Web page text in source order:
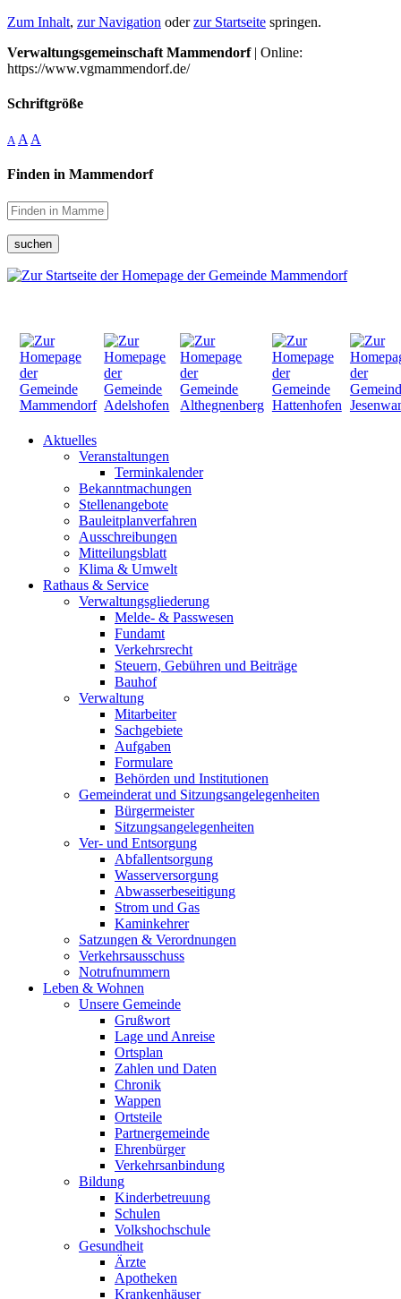
Zum Inhalt, zur Navigation oderzur Startseite springen.
Verwaltungsgemeinschaft Mammendorf| Online:
https://www.vgmammendorf.de/
Schriftgröße
A A A
Finden in Mammendorf
suchen
Aktuelles
Veranstaltungen
Terminkalender
Bekanntmachungen
Stellenangebote
Bauleitplanverfahren
Ausschreibungen
Mitteilungsblatt
Klima & Umwelt
Rathaus & Service
Verwaltungsgliederung
Melde- & Passwesen
Fundamt
Verkehrsrecht
Steuern, Gebühren und Beiträge
Bauhof
Verwaltung
Mitarbeiter
Sachgebiete
Aufgaben
Formulare
Behörden und Institutionen
Gemeinderat und Sitzungsangelegenheiten
Bürgermeister
Sitzungsangelegenheiten
Ver- und Entsorgung
Abfallentsorgung
Wasserversorgung
Abwasserbeseitigung
Strom und Gas
Kaminkehrer
Satzungen & Verordnungen
Verkehrsausschuss
Notrufnummern
Leben & Wohnen
Unsere Gemeinde
Grußwort
Lage und Anreise
Ortsplan
Zahlen und Daten
Chronik
Wappen
Ortsteile
Partnergemeinde
Ehrenbürger
Verkehrsanbindung
Bildung
Kinderbetreuung
Schulen
Volkshochschule
Gesundheit
Ärzte
Apotheken
Krankenhäuser